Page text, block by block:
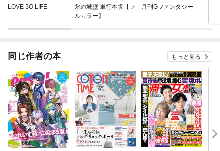
LOVE SO LIFE
氷の城壁 単行本版【フ
ルカラー】
月刊Gファンタジー ぼ
同じ作者の本 もっと見る